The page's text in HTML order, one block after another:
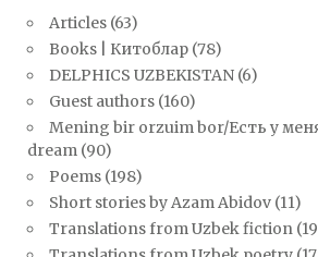
Articles (63)
Books | Китоблар (78)
DELPHICS UZBEKISTAN (6)
Guest authors (160)
Mening bir orzuim bor/Есть у
dream (90)
Poems (198)
Short stories by Azam Abidov (11)
Translations from Uzbek fiction